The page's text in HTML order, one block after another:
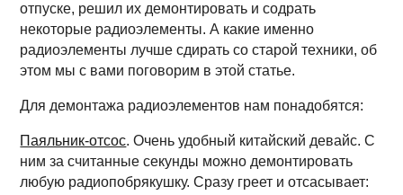
отпуске, решил их демонтировать и содрать
некоторые радиоэлементы. А какие именно
радиоэлементы лучше сдирать со старой техники, об
этом мы с вами поговорим в этой статье.
Для демонтажа радиоэлементов нам понадобятся:
Паяльник-отсос. Очень удобный китайский девайс. С
ним за считанные секунды можно демонтировать
любую радиопобрякушку. Сразу греет и отсасывает: